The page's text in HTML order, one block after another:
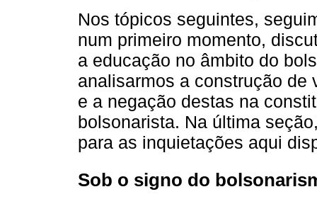
Nos tópicos seguintes,
num primeiro momento,
a educação no âmbito do
analisarmos a construção de
e a negação destas na
bolsonarista. Na última
para as inquietações aqui
Sob o signo do